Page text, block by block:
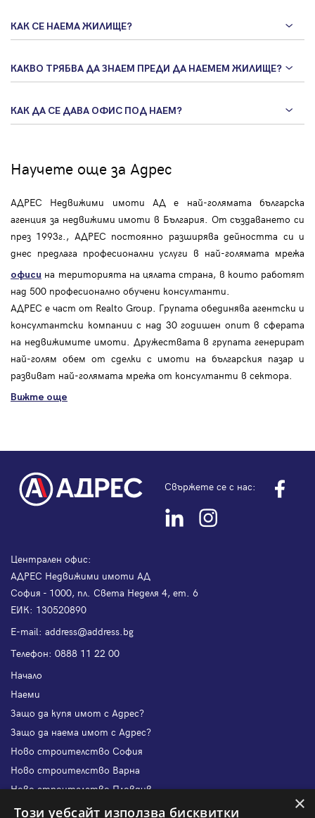
КАК СЕ НАЕМА ЖИЛИЩЕ?
КАКВО ТРЯБВА ДА ЗНАЕМ ПРЕДИ ДА НАЕМЕМ ЖИЛИЩЕ?
КАК ДА СЕ ДАВА ОФИС ПОД НАЕМ?
Научете още за Адрес
АДРЕС Недвижими имоти АД е най-голямата българска
агенция за недвижими имоти в България. От създаването си
през 1993г., АДРЕС постоянно разширява дейността си и
днес предлага професионални услуги в най-голямата мрежа
офиси на територията на цялата страна, в които работят
над 500 професионално обучени консултанти.
АДРЕС е част от Realto Group. Групата обединява агентски и
консултантски компании с над 30 годишен опит в сферата
на недвижимите имоти. Дружествата в групата генерират
най-голям обем от сделки с имоти на българския пазар и
развиват най-голямата мрежа от консултанти в сектора.
Вижте още
Свържете се с нас:
Централен офис:
АДРЕС Недвижими имоти АД
София - 1000, пл. Света Неделя 4, ет. 6
ЕИК: 130520890
Е-mail: address@address.bg
Телефон: 0888 11 22 00
Начало
Наеми
Защо да купя имот с Адрес?
Защо да наема имот с Адрес?
Ново строителство София
Ново строителство Варна
Ново строителство Пловдив
Ново строителство Бургас
×
Този уебсайт използва бисквитки